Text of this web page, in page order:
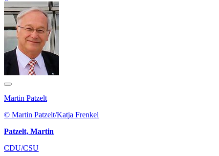
Martin Patzelt
© Martin Patzelt/Katja Frenkel
Patzelt, Martin
CDU/CSU